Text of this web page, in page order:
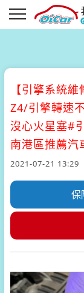
【引擎系統維
Z4/引擎轉速
沒心火星塞#
南港區推薦汽
2021-07-21 13:29
保